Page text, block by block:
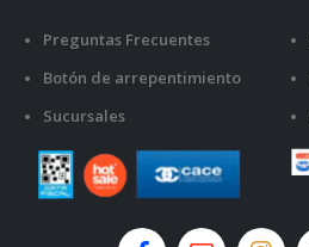
Preguntas Frecuentes
Botón de arrepentimiento
Sucursales